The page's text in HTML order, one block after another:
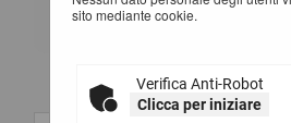
sito mediante cookie.
Verifica Anti-Robot
Clicca per iniziare
l'iscrizione ad un elenco
essere registrati al portale, per
CONTENUTO
La ricerca ha restituito 3